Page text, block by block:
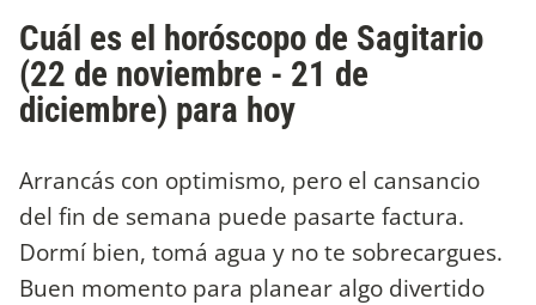
Cuál es el horóscopo de Sagitario
(22 de noviembre - 21 de
diciembre) para hoy
Arrancás con optimismo, pero el cansancio
del fin de semana puede pasarte factura.
Dormí bien, tomá agua y no te sobrecargues.
Buen momento para planear algo divertido